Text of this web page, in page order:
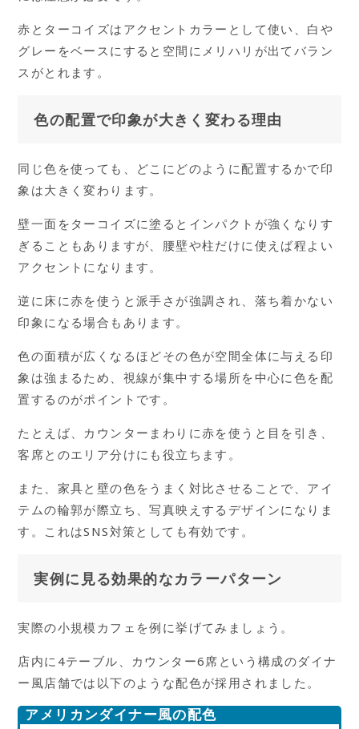
赤とターコイズはアクセントカラーとして使い、白や
グレーをベースにすると空間にメリハリが出てバラン
スがとれます。
色の配置で印象が大きく変わる理由
同じ色を使っても、どこにどのように配置するかで印
象は大きく変わります。
壁一面をターコイズに塗るとインパクトが強くなりす
ぎることもありますが、腰壁や柱だけに使えば程よい
アクセントになります。
逆に床に赤を使うと派手さが強調され、落ち着かない
印象になる場合もあります。
色の面積が広くなるほどその色が空間全体に与える印
象は強まるため、視線が集中する場所を中心に色を配
置するのがポイントです。
たとえば、カウンターまわりに赤を使うと目を引き、
客席とのエリア分けにも役立ちます。
また、家具と壁の色をうまく対比させることで、アイ
テムの輪郭が際立ち、写真映えするデザインになりま
す。これはSNS対策としても有効です。
実例に見る効果的なカラーパターン
実際の小規模カフェを例に挙げてみましょう。
店内に4テーブル、カウンター6席という構成のダイナ
ー風店舗では以下のような配色が採用されました。
アメリカンダイナー風の配色